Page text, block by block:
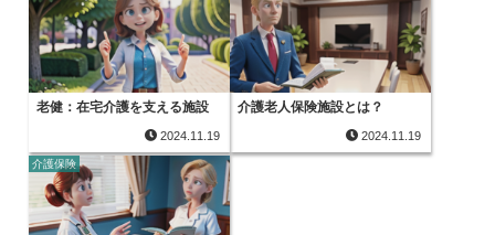
老健：在宅介護を支える施設
2024.11.19
介護老人保険施設とは？
2024.11.19
介護保険